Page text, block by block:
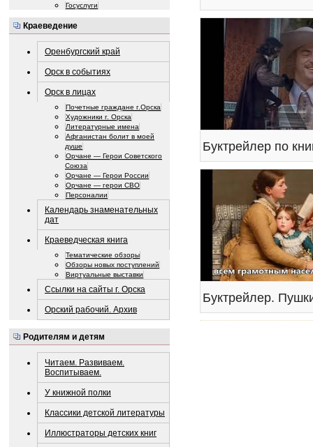
Госуслуги
Краеведение
Оренбургский край
Орск в событиях
Орск в лицах
Почетные граждане г.Орска
Художники г. Орска
Литературные имена
Афганистан болит в моей
душе
Орчане — Герои Советского
Союза
Орчане — Герои России
Орчане — герои СВО
Персоналии
Календарь знаменательных
дат
Краеведческая книга
Тематические обзоры
Обзоры новых поступлений
Виртуальные выставки
Ссылки на сайты г. Орска
Орский рабочий. Архив
Родителям и детям
Читаем. Развиваем.
Воспитываем.
У книжной полки
Классики детской литературы
Иллюстраторы детских книг